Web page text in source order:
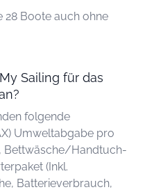
28 Boote auch ohne
Sailing für das
folgende
Umweltabgabe pro
Bettwäsche/Handtuch-
(Inkl.
Batterieverbrauch,